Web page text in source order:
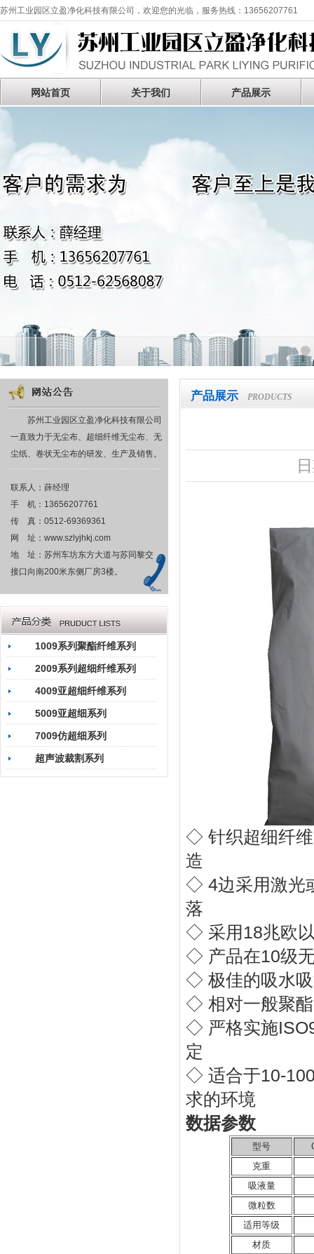
苏州工业园区立盈净化科技有限公司，欢迎您的光临，服务热线：13656207761
网站首页 关于我们 产品展示
苏州工业园区立盈净化科技有限公司
一直致力于无尘布、超细纤维无尘布、无
尘纸、卷状无尘布的研发、生产及销售。
联系人：薛经理
手 机：13656207761
传 真：0512-69369361
网 址：www.szlyjhkj.com
地 址：苏州车坊东方大道与苏同黎交
接口向南200米东侧厂房3楼。
1009系列聚酯纤维系列
2009系列超细纤维系列
4009亚超细纤维系列
5009亚超细系列
7009仿超细系列
超声波裁割系列
产品展示 PRODUCTS
◇ 针织超细纤
造
◇ 4边采用激光
落
◇ 采用18兆欧
◇ 产品在10级
◇ 极佳的吸水
◇ 相对一般聚
◇ 严格实施
定
◇ 适合于10-
求的环境
数据参数
型号
克重
吸液量
微粒数
适用等级
材质